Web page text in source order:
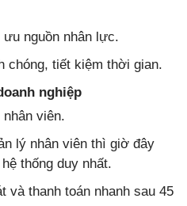
nguồn nhân lực.
chóng, tiết kiệm thời gian.
nghiệp
viên.
lý nhân viên thì giờ đây
thống duy nhất.
và thanh toán nhanh sau 45